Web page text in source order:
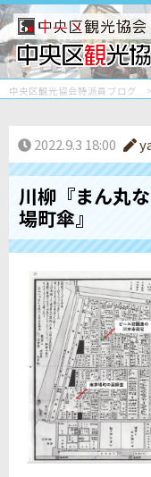
中央区観光協会特派員ブログ
2022.9.3 18:00
川柳『まん丸
場町傘』